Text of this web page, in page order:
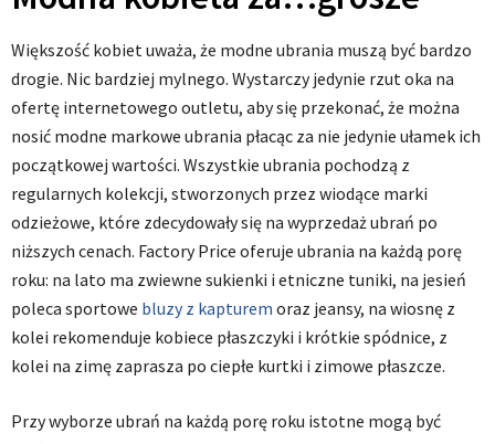
Większość kobiet uważa, że modne ubrania muszą być bardzo
drogie. Nic bardziej mylnego. Wystarczy jedynie rzut oka na
ofertę internetowego outletu, aby się przekonać, że można
nosić modne markowe ubrania płacąc za nie jedynie ułamek ich
początkowej wartości. Wszystkie ubrania pochodzą z
regularnych kolekcji, stworzonych przez wiodące marki
odzieżowe, które zdecydowały się na wyprzedaż ubrań po
niższych cenach. Factory Price oferuje ubrania na każdą porę
roku: na lato ma zwiewne sukienki i etniczne tuniki, na jesień
poleca sportowe bluzy z kapturem oraz jeansy, na wiosnę z
kolei rekomenduje kobiece płaszczyki i krótkie spódnice, z
kolei na zimę zaprasza po ciepłe kurtki i zimowe płaszcze.
Przy wyborze ubrań na każdą porę roku istotne mogą być